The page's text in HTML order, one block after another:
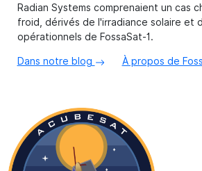
Radian Systems comprenaient un cas
froid, dérivés de l'irradiance solaire et
opérationnels de FossaSat-1.
Dans notre blog À propos de